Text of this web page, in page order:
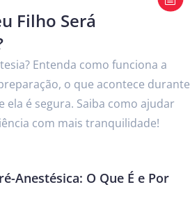
Filho Será
Entenda como funciona a
o que acontece durante
é segura. Saiba como ajudar
com mais tranquilidade!
Anestésica: O Que É e Por